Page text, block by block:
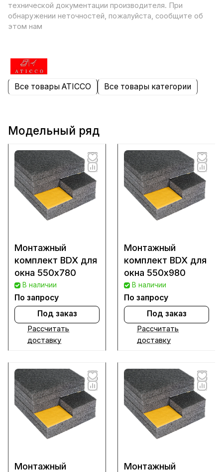
технической документации производителя. При
обнаружении неточностей, пожалуйста, сообщите об
этом нам
Все товары ATICCO Все товары категории
Модельный ряд
Монтажный
комплект BDX для
окна 550х780
В наличии
По запросу
Под заказ
Рассчитать
доставку
Монтажный
комплект BDX для
окна 550х980
В наличии
По запросу
Под заказ
Рассчитать
доставку
Монтажный
Монтажный